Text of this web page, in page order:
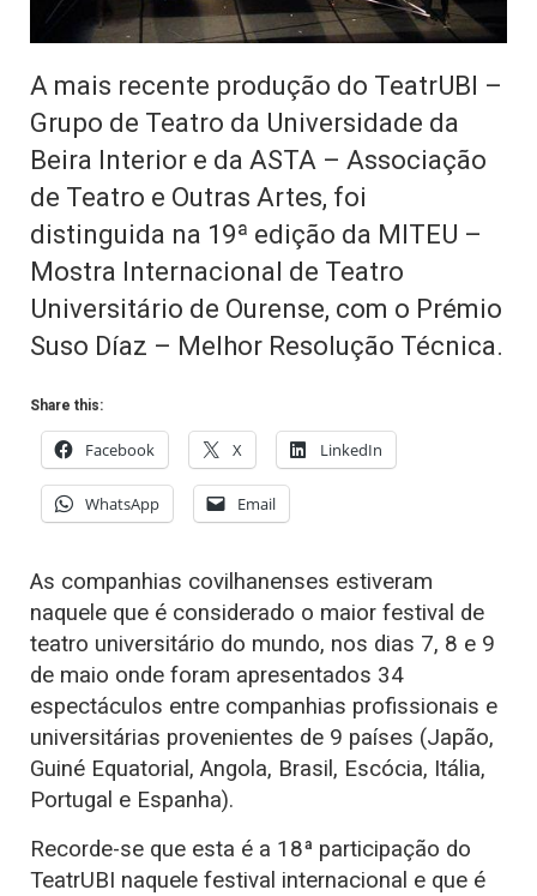
A mais recente produção do TeatrUBI –
Grupo de Teatro da Universidade da
Beira Interior e da ASTA – Associação
de Teatro e Outras Artes, foi
distinguida na 19ª edição da MITEU –
Mostra Internacional de Teatro
Universitário de Ourense, com o Prémio
Suso Díaz – Melhor Resolução Técnica.
Share this:
Facebook X LinkedIn
WhatsApp Email
As companhias covilhanenses estiveram
naquele que é considerado o maior festival de
teatro universitário do mundo, nos dias 7, 8 e 9
de maio onde foram apresentados 34
espectáculos entre companhias profissionais e
universitárias provenientes de 9 países (Japão,
Guiné Equatorial, Angola, Brasil, Escócia, Itália,
Portugal e Espanha).
Recorde-se que esta é a 18ª participação do
TeatrUBI naquele festival internacional e que é